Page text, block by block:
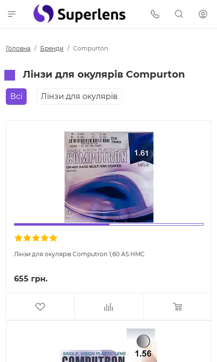
Головна Бренди Compurton
Лінзи для окулярів Compurton
Всі Лінзи для окулярів
Лінзи для окулярів Computron 1,60 AS HMC
655 грн.